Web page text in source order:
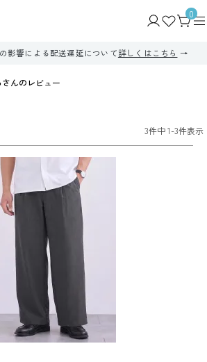
0
影響による配送遅延について詳しくはこちら
んのレビュー
3件中1-3件表示